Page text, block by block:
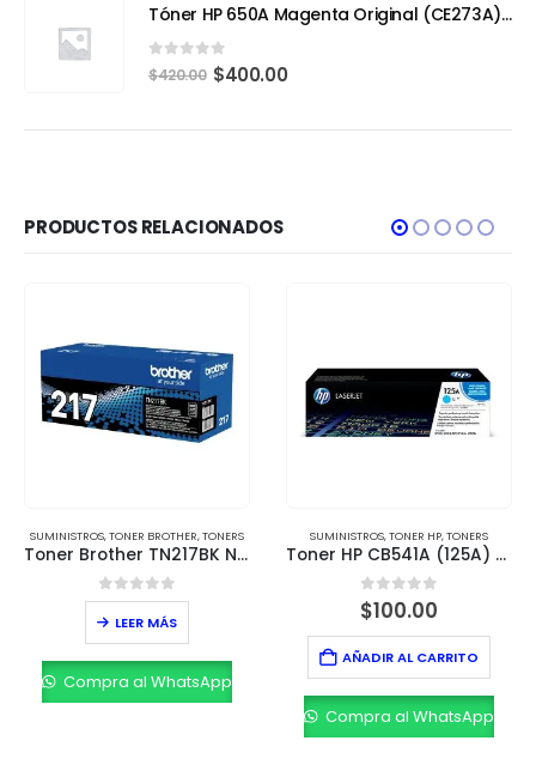
Tóner HP 650A Magenta Original (CE273A) – Calidad Profesional y Rendimiento Superior
0 out of 5
$420.00 $400.00
PRODUCTOS RELACIONADOS
SUMINISTROS,TONER BROTHER,TONERS
Toner Brother TN217BK Negro – Rendimiento de 3,000 páginas
0out of 5
LEER MÁS
Compra al WhatsApp
SUMINISTROS,TONER HP,TONERS
Toner HP CB541A (125A) Cian – Rendimiento 1,400 páginas
0out of 5
$100.00
AÑADIR AL CARRITO
Compra al WhatsApp